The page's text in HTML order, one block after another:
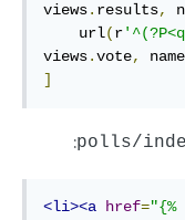
views. results,
    url
(r
views.vote, name
]
polls/
:
<li><a href=